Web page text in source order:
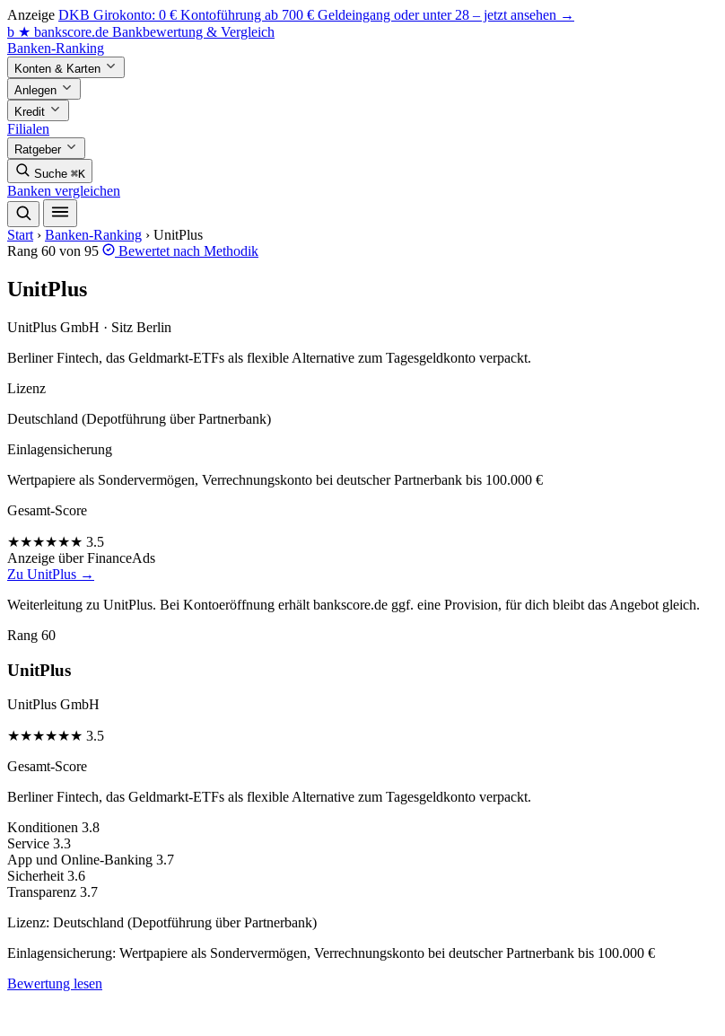
Anzeige DKB Girokonto: 0 € Kontoführung ab 700 € Geldeingang oder unter 28 – jetzt ansehen →
b ★ bankscore.de Bankbewertung & Vergleich
Banken-Ranking
Konten & Karten
Anlegen
Kredit
Filialen
Ratgeber
Suche ⌘K
Banken vergleichen
Start › Banken-Ranking › UnitPlus
Rang 60 von 95
Bewertet nach Methodik
UnitPlus
UnitPlus GmbH · Sitz Berlin
Berliner Fintech, das Geldmarkt-ETFs als flexible Alternative zum Tagesgeldkonto verpackt.
Lizenz
Deutschland (Depotführung über Partnerbank)
Einlagensicherung
Wertpapiere als Sondervermögen, Verrechnungskonto bei deutscher Partnerbank bis 100.000 €
Gesamt-Score
★★★★★★ 3.5
Anzeige über FinanceAds
Zu UnitPlus →
Weiterleitung zu UnitPlus. Bei Kontoeröffnung erhält bankscore.de ggf. eine Provision, für dich bleibt das Angebot gleich.
Rang 60
UnitPlus
UnitPlus GmbH
★★★★★★ 3.5
Gesamt-Score
Berliner Fintech, das Geldmarkt-ETFs als flexible Alternative zum Tagesgeldkonto verpackt.
Konditionen 3.8
Service 3.3
App und Online-Banking 3.7
Sicherheit 3.6
Transparenz 3.7
Lizenz: Deutschland (Depotführung über Partnerbank)
Einlagensicherung: Wertpapiere als Sondervermögen, Verrechnungskonto bei deutscher Partnerbank bis 100.000 €
Bewertung lesen